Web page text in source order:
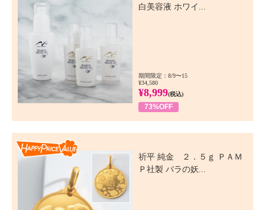
白美容液 ホワイ...
期間限定：8/9〜15
¥34,580
¥8,999(税込)
73%OFF
祈平 純金 ２．５ｇ ＰＡＭ
Ｐ社製 バラの妖...